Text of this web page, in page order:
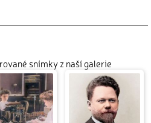
snímky z naší galerie